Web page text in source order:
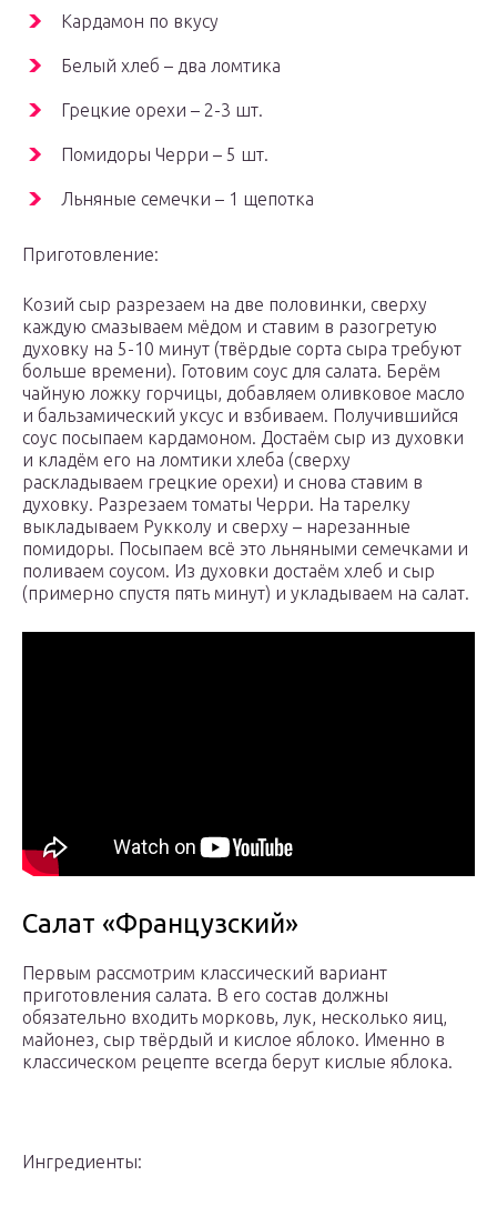
Кардамон по вкусу
Белый хлеб – два ломтика
Грецкие орехи – 2-3 шт.
Помидоры Черри – 5 шт.
Льняные семечки – 1 щепотка
Приготовление:
Козий сыр разрезаем на две половинки, сверху
каждую смазываем мёдом и ставим в разогретую
духовку на 5-10 минут (твёрдые сорта сыра требуют
больше времени). Готовим соус для салата. Берём
чайную ложку горчицы, добавляем оливковое масло
и бальзамический уксус и взбиваем. Получившийся
соус посыпаем кардамоном. Достаём сыр из духовки
и кладём его на ломтики хлеба (сверху
раскладываем грецкие орехи) и снова ставим в
духовку. Разрезаем томаты Черри. На тарелку
выкладываем Рукколу и сверху – нарезанные
помидоры. Посыпаем всё это льняными семечками и
поливаем соусом. Из духовки достаём хлеб и сыр
(примерно спустя пять минут) и укладываем на салат.
Салат «Французский»
Первым рассмотрим классический вариант
приготовления салата. В его состав должны
обязательно входить морковь, лук, несколько яиц,
майонез, сыр твёрдый и кислое яблоко. Именно в
классическом рецепте всегда берут кислые яблока.
Ингредиенты: